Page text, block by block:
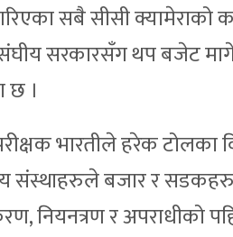
सबै सीसी क्यामेराको
सरकारसँग थप बजेट
छ ।
भारतीले हरेक
संस्थाहरुले बजार र
नियनत्रण र अपराधीको